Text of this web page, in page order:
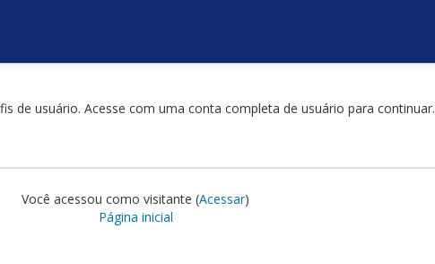
de usuário. Acesse com uma conta completa de usuário para continuar.
Você acessou como visitante (Acessar)
Página inicial